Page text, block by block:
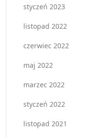
styczeń 2023
listopad 2022
czerwiec 2022
maj 2022
marzec 2022
styczeń 2022
listopad 2021